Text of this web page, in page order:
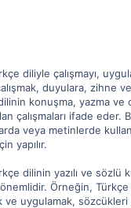
diliyle çalışmayı,
duyulara, zihne
konuşma, yazma
çalışmaları ifade eder.
veya metinlerde
yapılır.
dilinin yazılı ve sözlü
Örneğin,
ve uygulamak,